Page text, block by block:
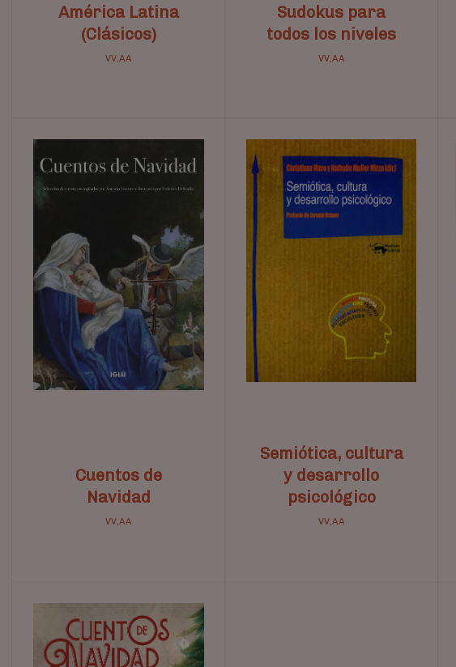
América Latina
(Clásicos)
VV,AA
Sudokus para
todos los niveles
VV,AA
Cuentos de
Navidad
VV,AA
Semiótica, cultura
y desarrollo
psicológico
VV,AA